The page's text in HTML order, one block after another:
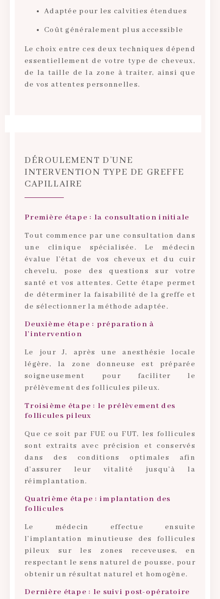
Adaptée pour les calvities étendues
Coût généralement plus accessible
Le choix entre ces deux techniques dépend
essentiellement de votre type de cheveux,
de la taille de la zone à traiter, ainsi que
de vos attentes personnelles.
DÉROULEMENT D’UNE
INTERVENTION TYPE DE GREFFE
CAPILLAIRE
Première étape : la consultation initiale
Tout commence par une consultation dans
une clinique spécialisée. Le médecin
évalue l’état de vos cheveux et du cuir
chevelu, pose des questions sur votre
santé et vos attentes. Cette étape permet
de déterminer la faisabilité de la greffe et
de sélectionner la méthode adaptée.
Deuxième étape : préparation à
l’intervention
Le jour J, après une anesthésie locale
légère, la zone donneuse est préparée
soigneusement pour faciliter le
prélèvement des follicules pileux.
Troisième étape : le prélèvement des
follicules pileux
Que ce soit par FUE ou FUT, les follicules
sont extraits avec précision et conservés
dans des conditions optimales afin
d’assurer leur vitalité jusqu’à la
réimplantation.
Quatrième étape : implantation des
follicules
Le médecin effectue ensuite
l’implantation minutieuse des follicules
pileux sur les zones receveuses, en
respectant le sens naturel de pousse, pour
obtenir un résultat naturel et homogène.
Dernière étape : le suivi post-opératoire